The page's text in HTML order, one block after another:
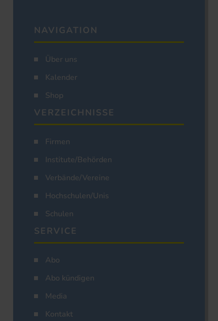
NAVIGATION
Über uns
Kalender
Shop
VERZEICHNISSE
Firmen
Institute/Behörden
Verbände/Vereine
Hochschulen/Unis
Schulen
SERVICE
Abo
Abo kündigen
Media
Kontakt